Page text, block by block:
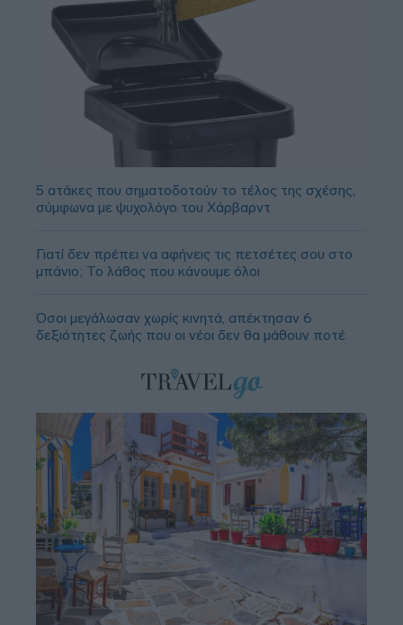
5 ατάκες που σηματοδοτούν το τέλος της σχέσης,
σύμφωνα με ψυχολόγο του Χάρβαρντ
Γιατί δεν πρέπει να αφήνεις τις πετσέτες σου στο
μπάνιο; Το λάθος που κάνουμε όλοι
Όσοι μεγάλωσαν χωρίς κινητά, απέκτησαν 6
δεξιότητες ζωής που οι νέοι δεν θα μάθουν ποτέ